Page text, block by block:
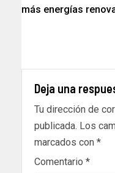
más energías
Deja una
Tu dirección de
publicada. Los
marcados con *
Comentario *